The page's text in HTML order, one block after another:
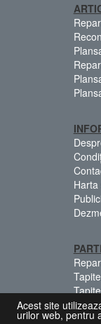
Harta
Acest site
urilor web, pentru